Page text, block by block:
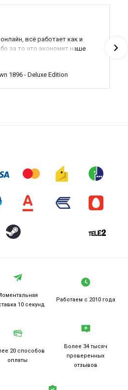
всё работает как и
за то что экономит наше
вы красава оказываете
из всех только вы и
1896 - Deluxe Edition
10 секунд
Работаем с 2010 года
20 способов
оплаты
Более 34 тысяч
проверенных
отзывов